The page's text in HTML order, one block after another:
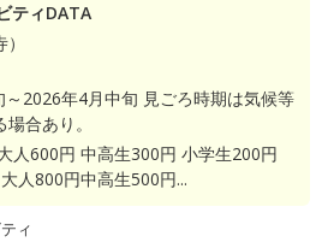
ティDATA
～2026年4月中旬 見ごろ時期は気候等
合あり。
人600円 中高生300円 小学生200円
大人800円中高生500円...
ィ